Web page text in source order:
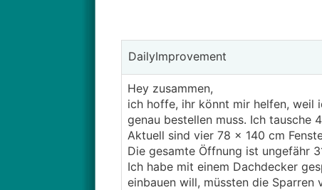
DailyImprovement
Hey zusammen,
ich hoffe, ihr könnt mir helfen, weil
genau bestellen muss. Ich tausche
Aktuell sind vier 78 × 140 cm
Die gesamte Öffnung ist ungefähr
Ich habe mit einem Dachdecker
einbauen will, müssten die